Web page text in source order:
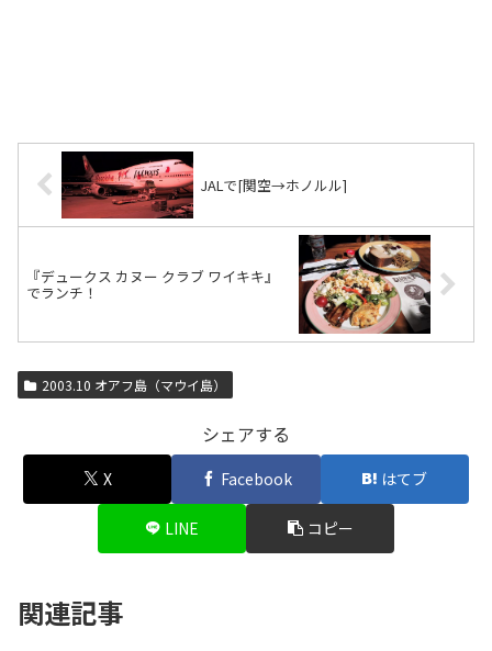
JALで[関空→ホノルル]
『デュークス カヌー クラブ ワイキキ』
でランチ！
2003.10 オアフ島（マウイ島）
シェアする
X Facebook はてブ
LINE コピー
関連記事